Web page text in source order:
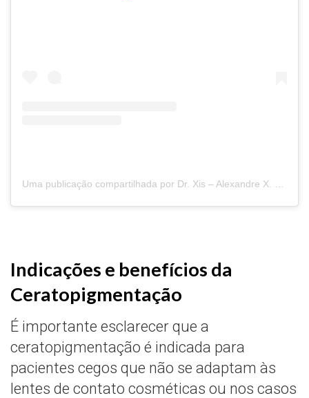
Indicações e benefícios da
Ceratopigmentação
É importante esclarecer que a
ceratopigmentação é indicada para
pacientes cegos que não se adaptam às
lentes de contato cosméticas ou nos casos